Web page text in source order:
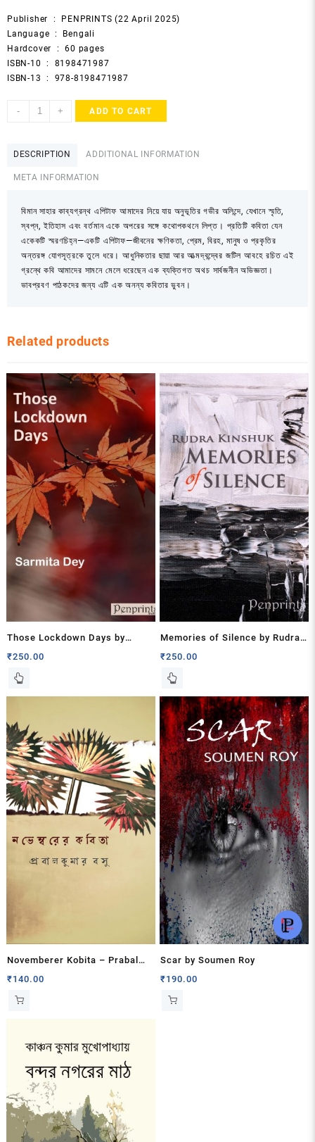
Publisher ‏ : ‎
PENPRINTS (22 April 2025)
Language ‏ : ‎
Bengali
Hardcover ‏ : ‎60 pages
ISBN-10 ‏ : ‎ 8198471987
ISBN-13 ‏ : ‎ 978-8198471987
-
Epitaph
Saha
+ ADD TO CART
DESCRIPTION ADDITIONAL INFORMATION
META INFORMATION
বিমান সাহার কাব্যগ্রন্থ এপিটাফ আমাদের নিয়ে যায় অনুভূতির গভীর অলিন্দে, যেখানে স্মৃতি,
স্বপ্ন, ইতিহাস এবং বর্তমান একে অপরের সঙ্গে কথোপকথনে লিপ্ত। প্রতিটি কবিতা যেন
একেকটি স্মরণচিহ্ন—একটি এপিটাফ—জীবনের ক্ষণিকতা, প্রেম, বিরহ, মানুষ ও প্রকৃতির
অন্তরঙ্গ যোগসূত্রকে তুলে ধরে। আধুনিকতার ছায়া আর আত্মদ্বন্দ্বের জটিল আবহে রচিত এই
গ্রন্থে কবি আমাদের সামনে মেলে ধরেছেন এক ব্যক্তিগত অথচ সার্বজনীন অভিজ্ঞতা।
ভাবপ্রবণ পাঠকদের জন্য এটি এক অনন্য কবিতার ভুবন।
Related products
Those Lockdown Days by
Sarmita Dey
₹250.00
Memories of Silence by Rudra
Kinshuk
₹250.00
Novemberer Kobita – Prabal
Kumar Basu
₹140.00
Scar by Soumen Roy
₹190.00